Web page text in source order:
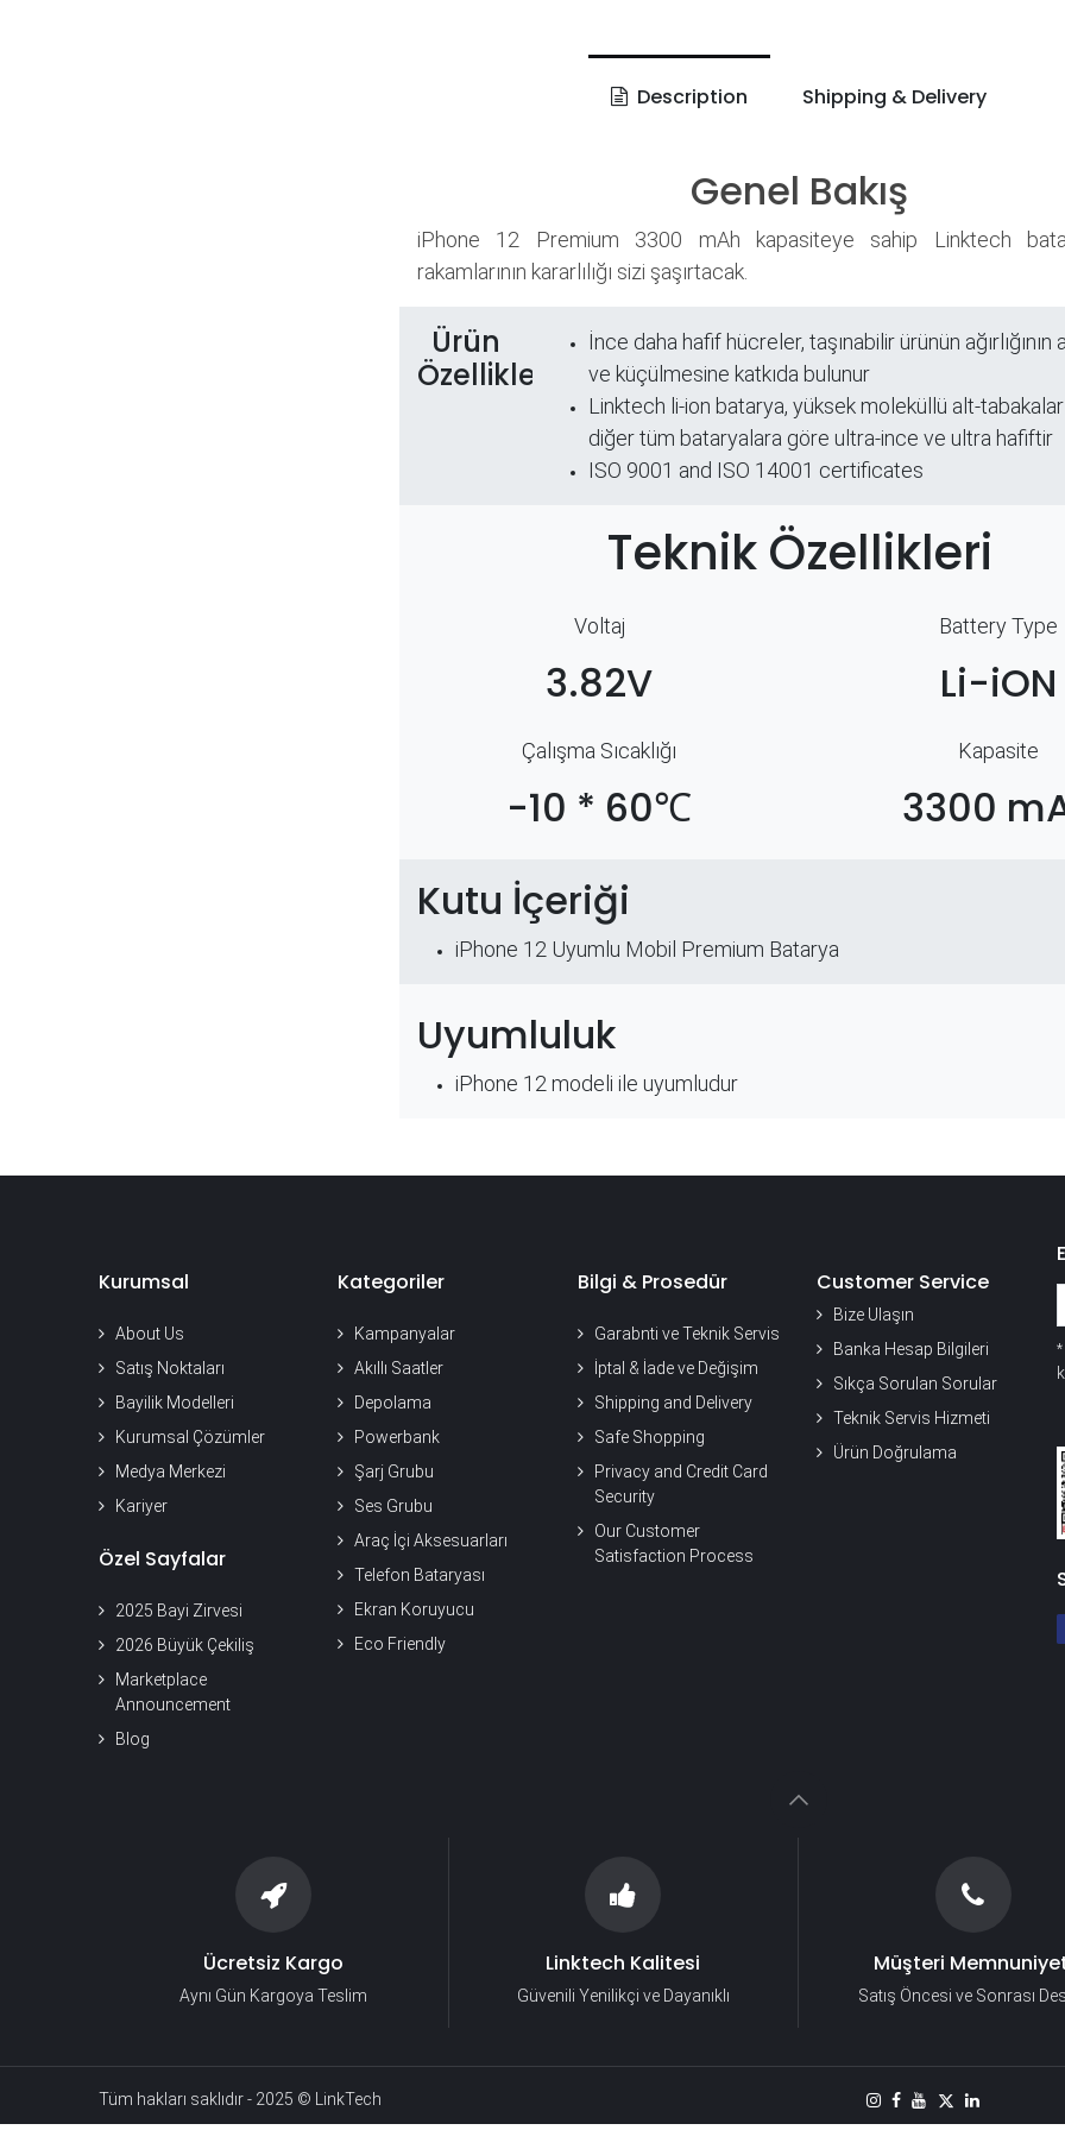
Description Shipping & Delivery
Genel Bakış
iPhone 12 Premium 3300 mAh kapasiteye sahip Linktech
rakamlarının kararlılığı sizi şaşırtacak.
Ürün
Özellikleri
İnce daha hafif hücreler, taşınabilir ürünün ağırlığının
ve küçülmesine katkıda bulunur
Linktech li-ion batarya, yüksek moleküllü alt-
diğer tüm bataryalara göre ultra-ince ve ultra hafiftir
ISO 9001 and ISO 14001 certificates
Teknik Özellikleri
Voltaj
3.82V
Battery Type
Li-iON
Çalışma Sıcaklığı
-10 * 60℃
Kapasite
3300
Kutu İçeriği
iPhone 12 Uyumlu Mobil Premium Batarya
Uyumluluk
iPhone 12 modeli ile uyumludur
Kurumsal
About Us
Satış Noktaları
Bayilik Modelleri
Kurumsal Çözümler
Medya Merkezi
Kariyer
Özel Sayfalar
2025 Bayi Zirvesi
2026 Büyük Çekiliş
Marketplace
Announcement
Blog
Kategoriler
Kampanyalar
Akıllı Saatler
Depolama
Powerbank
Şarj Grubu
Ses Grubu
Araç İçi Aksesuarları
Telefon Bataryası
Ekran Koruyucu
Eco Friendly
Bilgi & Prosedür
Garabnti ve Teknik Servis
İptal & İade ve Değişim
Shipping and Delivery
Safe Shopping
Privacy and Credit Card
Security
Our Customer
Satisfaction Process
Customer Service
Bize Ulaşın
Banka Hesap Bilgileri
Sıkça Sorulan Sorular
Teknik Servis Hizmeti
Ürün Doğrulama
*
Ücretsiz Kargo
Aynı Gün Kargoya Teslim
Linktech Kalitesi
Güvenili Yenilikçi ve Dayanıklı
Müşteri
Satış Öncesi ve Sonrası
Tüm hakları saklıdır - 2025 © LinkTech​